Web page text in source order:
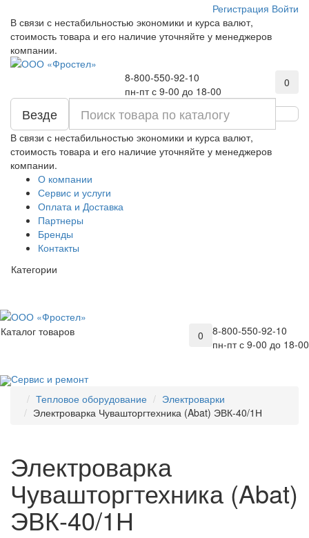
Регистрация Войти
В связи с нестабильностью экономики и курса валют,
стоимость товара и его наличие уточняйте у менеджеров
компании.
8-800-550-92-10
пн-пт с 9-00 до 18-00
0
Везде
В связи с нестабильностью экономики и курса валют,
стоимость товара и его наличие уточняйте у менеджеров
компании.
О компании
Сервис и услуги
Оплата и Доставка
Партнеры
Бренды
Контакты
Категории
8-800-550-92-10
пн-пт с 9-00 до 18-00
0
Каталог товаров
Сервис и ремонт
Тепловое оборудование
Электроварки
Электроварка Чувашторгтехника (Abat) ЭВК-40/1Н
Электроварка
Чувашторгтехника (Abat)
ЭВК-40/1Н